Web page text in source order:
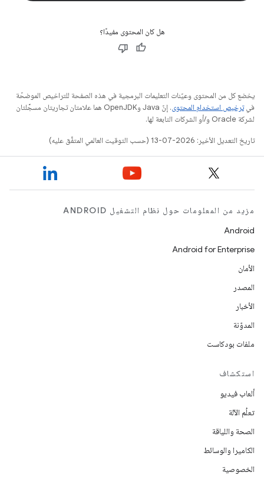
هل كان المحتوى مفيدًا؟
يخضع كل من المحتوى وعيّنات التعليمات البرمجية في هذه الصفحة للتراخيص الموضحّة
فيترخيص استخدام المحتوى
. إنّ Java وOpenJDK هما علامتان تجاريتان مسجَّلتان
لشركة Oracle و/أو الشركات التابعة لها.
تاريخ التعديل الأخير: 2026-07-13 (حسب التوقيت العالمي المتفَّق عليه)
مزيد من المعلومات حول نظام التشغيل ANDROID
Android
Android for Enterprise
الأمان
المصدر
الأخبار
المدوّنة
ملفات بودكاست
استكشاف
ألعاب فيديو
تعلُم الآلة
الصحة واللياقة
الكاميرا والوسائط
الخصوصية